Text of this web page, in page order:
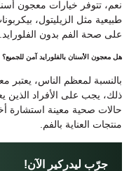
نعم، تتوفر خيارات معجون
طبيعية مثل الزيليتول،
على صحة الفم بدون الفلورايد.
هل معجون الأسنان بالفلورايد آمن للجميع؟
بالنسبة لمعظم الناس، يعتبر
ذلك، يجب على الأفراد الذين
حالات صحية معينة استشارة
منتجات العناية بالفم.
جرّب ليدركير الآن!